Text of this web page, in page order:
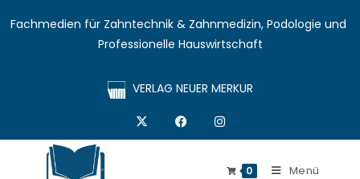
Fachmedien für Zahntechnik & Zahnmedizin, Podologie und
Professionelle Hauswirtschaft
VERLAG NEUER MERKUR
0 Menü